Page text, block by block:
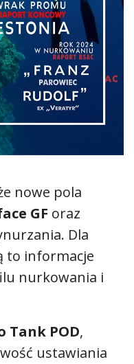
nowe pola
GF oraz
Dla
to informacje
nurkowania i
Tank POD,
ustawiania